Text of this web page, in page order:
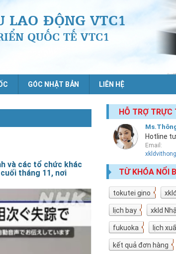
LAO ĐỘNG VTC1
QUỐC TẾ VTC1
GÓC NHẬT BẢN LIÊN HỆ
và các tổ chức khác
tháng 11, nơi
HỖ TRỢ TRỰC
Hotline
Email:
TỪ KHÓA NỔI
tokutei gino
19
lịch bay
10 xkld
fukuoka
7 lịch
kết quả đơn hàng
5